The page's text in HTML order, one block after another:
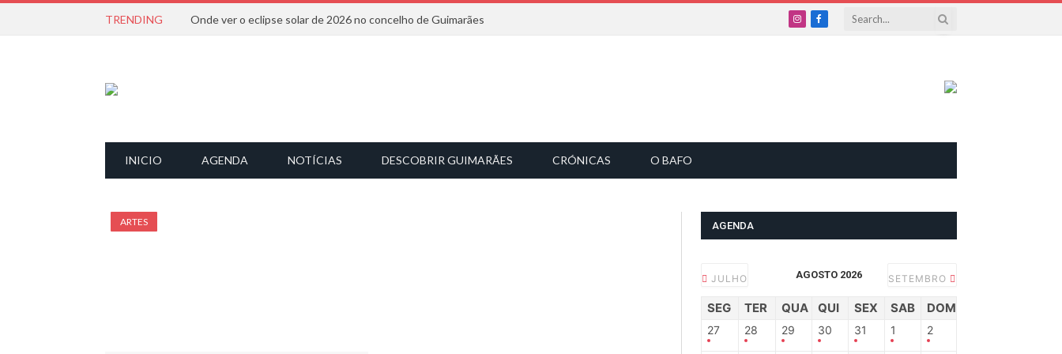
TRENDING Onde ver o eclipse solar de 2026 no concelho de Guimarães
InstagramFacebook
INICIO AGENDA NOTÍCIAS DESCOBRIR GUIMARÃES CRÓNICAS O BAFO
ARTES AGENDA
JULHO AGOSTO 2026 SETEMBRO
SEG TER QUA QUI SEX SAB DOM
27 28 29 30 31 1 2